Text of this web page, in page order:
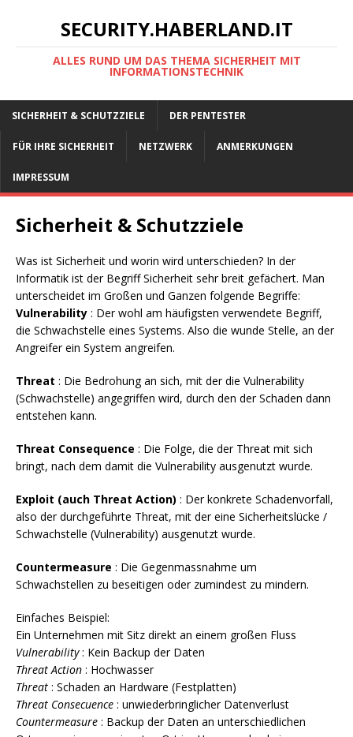
SECURITY.HABERLAND.IT
ALLES RUND UM DAS THEMA SICHERHEIT MIT
INFORMATIONSTECHNIK
SICHERHEIT & SCHUTZZIELE DER PENTESTER
FÜR IHRE SICHERHEIT NETZWERK ANMERKUNGEN
IMPRESSUM
Sicherheit & Schutzziele
Was ist Sicherheit und worin wird unterschieden? In der
Informatik ist der Begriff Sicherheit sehr breit gefächert. Man
unterscheidet im Großen und Ganzen folgende Begriffe:
Vulnerability : Der wohl am häufigsten verwendete Begriff,
die Schwachstelle eines Systems. Also die wunde Stelle, an der
Angreifer ein System angreifen.
Threat : Die Bedrohung an sich, mit der die Vulnerability
(Schwachstelle) angegriffen wird, durch den der Schaden dann
entstehen kann.
Threat Consequence : Die Folge, die der Threat mit sich
bringt, nach dem damit die Vulnerability ausgenutzt wurde.
Exploit (auch Threat Action) : Der konkrete Schadenvorfall,
also der durchgeführte Threat, mit der eine Sicherheitslücke /
Schwachstelle (Vulnerability) ausgenutzt wurde.
Countermeasure : Die Gegenmassnahme um
Schwachstellen zu beseitigen oder zumindest zu mindern.
Einfaches Beispiel:
Ein Unternehmen mit Sitz direkt an einem großen Fluss
Vulnerability: Kein Backup der Daten
Threat Action : Hochwasser
Threat : Schaden an Hardware (Festplatten)
Threat Consecuence : unwiederbringlicher Datenverlust
Countermeasure : Backup der Daten an unterschiedlichen